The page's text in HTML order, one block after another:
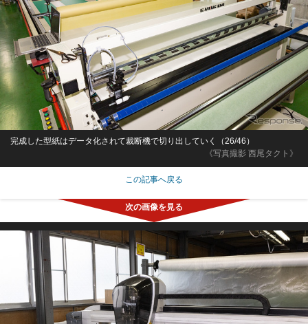
《写真撮影 西尾タクト》
完成した型紙はデータ化されて裁断機で切り出していく（26/46）
この記事へ戻る